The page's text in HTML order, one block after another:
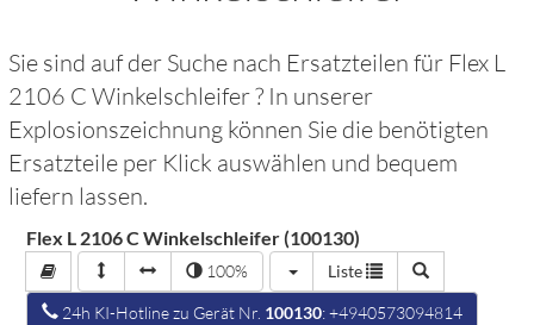
Sie sind auf der Suche nach Ersatzteilen für Flex L
2106 C Winkelschleifer? In unserer
Explosionszeichnung können Sie die benötigten
Ersatzteile per Klick auswählen und bequem
liefern lassen.
Flex L 2106 C Winkelschleifer (100130)
100% Liste
24h KI-Hotline zu Gerät Nr. 100130: +4940573094814